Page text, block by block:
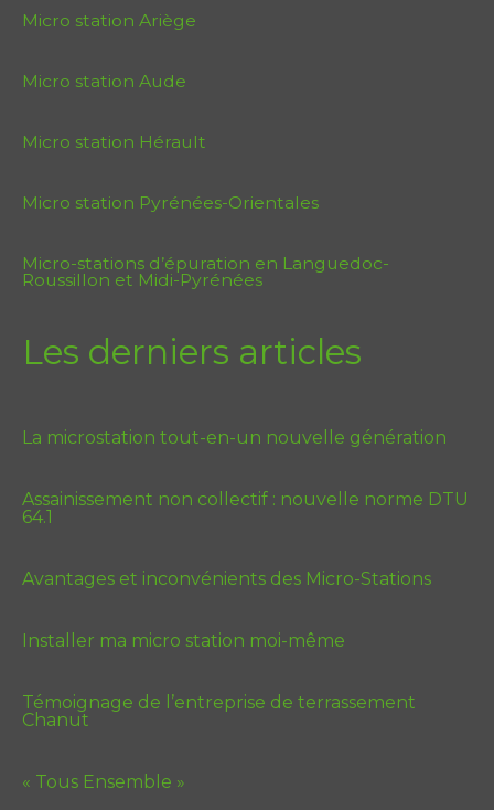
Micro station Ariège
Micro station Aude
Micro station Hérault
Micro station Pyrénées-Orientales
Micro-stations d’épuration en Languedoc-
Roussillon et Midi-Pyrénées
Les derniers articles
La microstation tout-en-un nouvelle génération
Assainissement non collectif : nouvelle norme DTU
64.1
Avantages et inconvénients des Micro-Stations
Installer ma micro station moi-même
Témoignage de l’entreprise de terrassement
Chanut
« Tous Ensemble »